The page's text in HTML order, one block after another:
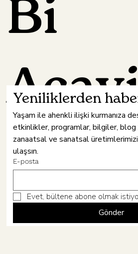
Bi
Hâne
Yeniliklerden
Yaşam ile ahenkli ilişki kurmanıza
etkinlikler, programlar, bilgiler, blog
zanaatsal ve sanatsal
ulaşsın.
E-posta
Evet, bültene abone olmak
Gönder